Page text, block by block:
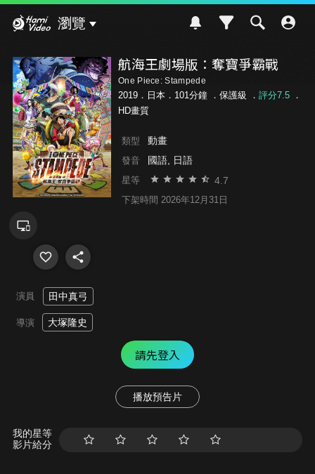
瀏覽
航海王劇場版：奪寶爭霸戰
One Piece: Stampede
2019．日本．101分鐘 ． 保護級 ． 評分7.5．
HD畫質
類型 動畫
發音 國語, 日語
星等 4.7
下架時間 2026年12月31日
演員 田中真弓
導演 大塚隆史
請先登入
播放預告片
我的星等
影片給分